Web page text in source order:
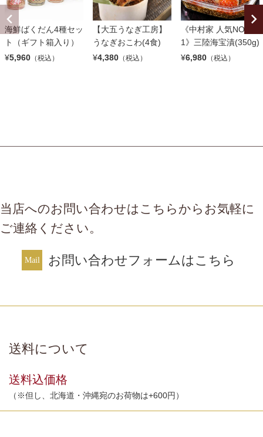
海鮮ばくだん4種セッ
ト（ギフト箱入り）
¥5,960 （税込）
【大五うなぎ工房】
うなぎおこわ(4食)
¥4,380 （税込）
《中村家 人気NO.
1》三陸海宝漬(350g)
¥6,980 （税込）
当店へのお問い合わせはこちらからお気軽に
ご連絡ください。
お問い合わせフォームはこちら
送料について
送料込価格
（※但し、北海道・沖縄宛のお荷物は+600円）